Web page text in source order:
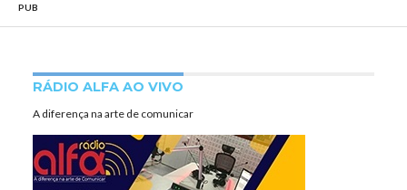
PUB
RÁDIO ALFA AO VIVO
A diferença na arte de comunicar